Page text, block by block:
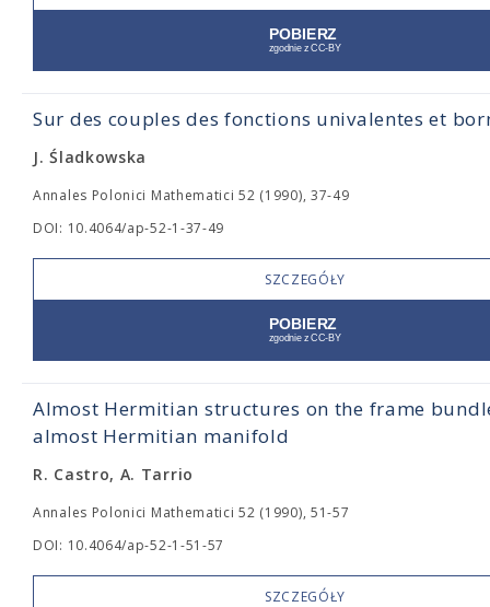
Sur des couples des fonctions univalentes et
J. Śladkowska
Annales Polonici Mathematici 52 (1990), 37-49
DOI: 10.4064/ap-52-1-37-49
SZCZEGÓŁY
Almost Hermitian structures on the frame
almost Hermitian manifold
R. Castro, A. Tarrio
Annales Polonici Mathematici 52 (1990), 51-57
DOI: 10.4064/ap-52-1-51-57
SZCZEGÓŁY